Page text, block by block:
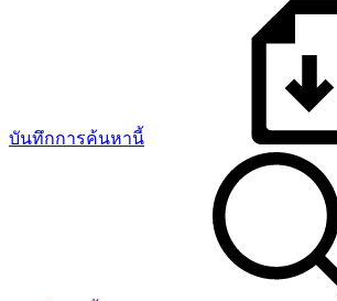
บันทึกการค้นหานี้